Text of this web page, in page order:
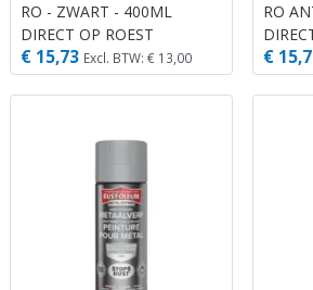
RO - ZWART - 400ML
DIRECT OP ROEST
€ 15,73 Excl. BTW: € 13,00
RO
€